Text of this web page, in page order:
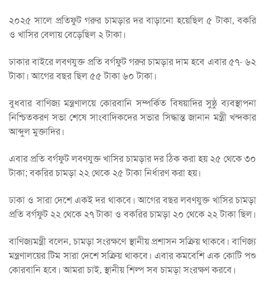
২০২৫ সালে প্রতিফুট গরুর চামড়ার দর বাড়ানো হয়েছিল ৫ টাকা, বকরি
ও খাসির বেলায় বেড়েছিল ২ টাকা।
ঢাকার বাইরে লবণযুক্ত প্রতি বর্গফুট গরুর চামড়ার দাম হবে এবার ৫৭- ৬২
টাকা। আগের বছর ছিল ৫৫ টাকা ৬০ টাকা।
বুধবার বাণিজ্য মন্ত্রণালয়ে কোরবানি সম্পর্কিত বিষয়াদির সুষ্ঠু ব্যবস্থাপনা
নিশ্চিতকরণ সভা শেষে সাংবাদিকদের সভার সিদ্ধান্ত জানান মন্ত্রী খন্দকার
আব্দুল মুক্তাদির।
এবার প্রতি বর্গফুট লবণযুক্ত খাসির চামড়ার দর ঠিক করা হয় ২৫ থেকে ৩০
টাকা; বকরির চামড়া ২২ থেকে ২৫ টাকা নির্ধারণ করা হয়।
ঢাকা ও সারা দেশে একই দর থাকবে। আগের বছর লবণযুক্ত খাসির চামড়া
প্রতি বর্গফুট ২২ থেকে ২৭ টাকা ও বকরির চামড়া ২০ থেকে ২২ টাকা ছিল।
বাণিজ্যমন্ত্রী বলেন, চামড়া সংরক্ষণে স্থানীয় প্রশাসন সক্রিয় থাকবে। বাণিজ্য
মন্ত্রণালয়ের টিম সারা দেশে সক্রিয় থাকবে। এবার কমবেশি এক কোটি পশু
কোরবানি হবে। আমরা চাই, স্থানীয় শিল্প সব চামড়া সংরক্ষণ করবে।